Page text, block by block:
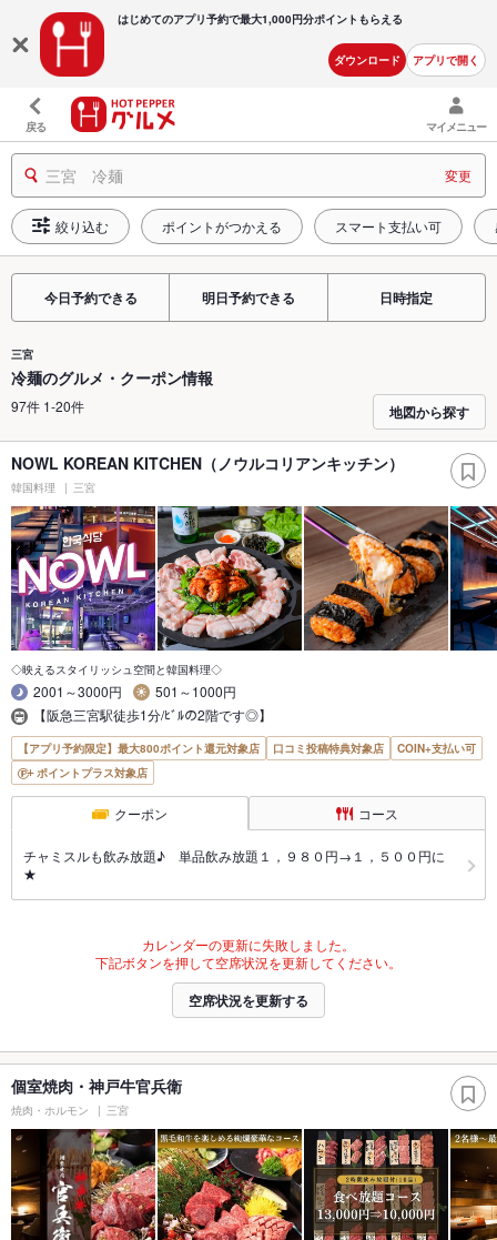
はじめてのアプリ予約で最大1,000円分ポイントもらえる
ダウンロード アプリで開く
戻る マイメニュー
三宮 冷麺 変更
絞り込む ポイントがつかえる スマート支払い可
今日予約できる 明日予約できる 日時指定
三宮
冷麺のグルメ・クーポン情報
97件 1-20件 地図から探す
NOWL KOREAN KITCHEN（ノウルコリアンキッチン）
韓国料理 三宮
◇映えるスタイリッシュ空間と韓国料理◇
2001～3000円
501～1000円
【阪急三宮駅徒歩1分/ﾋﾞﾙの2階です◎】
【アプリ予約限定】最大800ポイント還元対象店 口コミ投稿特典対象店
COIN+支払い可
ポイントプラス対象店
クーポン コース
チャミスルも飲み放題♪ 単品飲み放題１，９８０円→１，５００円に
★
カレンダーの更新に失敗しました。
下記ボタンを押して空席状況を更新してください。
空席状況を更新する
個室焼肉・神戸牛官兵衛
焼肉・ホルモン 三宮